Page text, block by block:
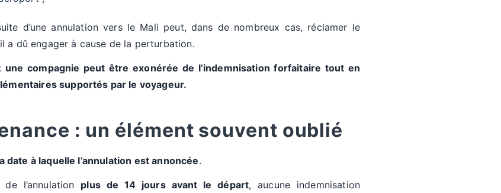
d’une annulation vers le Mali peut, dans de nombreux cas, réclamer le
a dû engager à cause de la perturbation.
une compagnie peut être exonérée de l’indemnisation forfaitaire tout en
supportés par le voyageur.
: un élément souvent oublié
date à laquelle l’annulation est annoncée.
l’annulation plus de 14 jours avant le départ, aucune indemnisation